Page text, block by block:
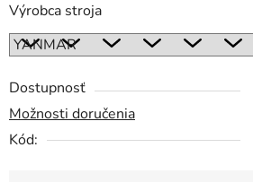
Výrobca stroja
Dostupnosť
Možnosti doručenia
Kód: